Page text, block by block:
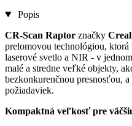
Popis
CR-Scan Raptor značky
prelomovou technológiou,
laserové svetlo a NIR - v
malé a stredne veľké objekty,
bezkonkurenčnou presnosťou,
požiadaviek.
Kompaktná veľkosť pre